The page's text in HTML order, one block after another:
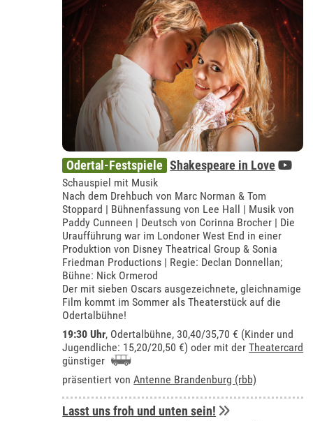
Odertal-Festspiele Shakespeare in Love
Schauspiel mit Musik
Nach dem Drehbuch von Marc Norman & Tom
Stoppard | Bühnenfassung von Lee Hall | Musik von
Paddy Cunneen | Deutsch von Corinna Brocher | Die
Uraufführung war im Londoner West End in einer
Produktion von Disney Theatrical Group & Sonia
Friedman Productions | Regie: Declan Donnellan;
Bühne: Nick Ormerod
Der mit sieben Oscars ausgezeichnete, gleichnamige
Film kommt im Sommer als Theaterstück auf die
Odertalbühne!
19:30 Uhr, Odertalbühne, 30,40/35,70 € (Kinder und
Jugendliche: 15,20/20,50 €) oder mit derTheatercard
günstiger
präsentiert vonAntenne Brandenburg (rbb)
Lasst uns froh und unten sein!